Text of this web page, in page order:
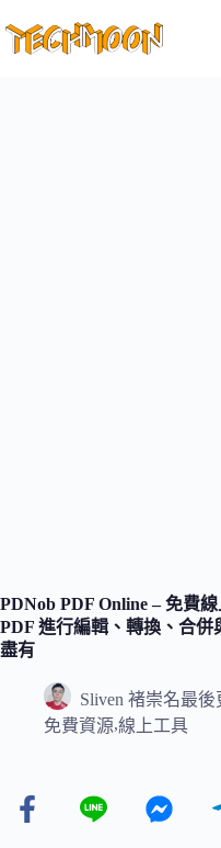
至
PDNob PDF Online – 免費
PDF 進行編輯、轉換、合
盡有
Sliven 褚崇名最後
免費資源,線上工具